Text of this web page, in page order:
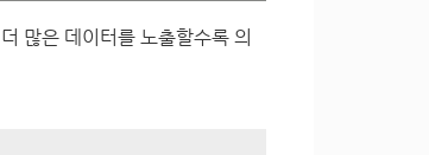
많은 데이터를 노출할수록 의